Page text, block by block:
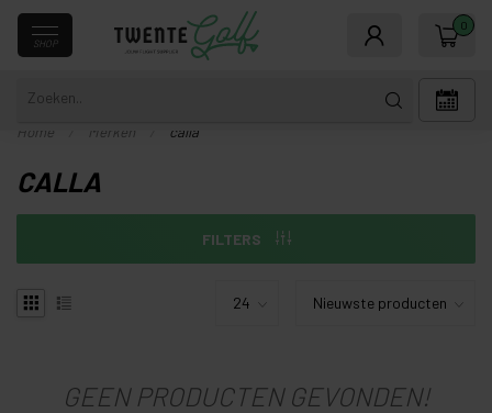
SHOP
0
Home Merken calla
CALLA
FILTERS
GEEN PRODUCTEN GEVONDEN!